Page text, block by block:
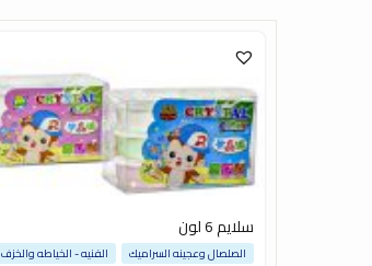
سلايم 6 لون
الصلصال وعجينه السراميك الفنيه - الخياطه والخزف